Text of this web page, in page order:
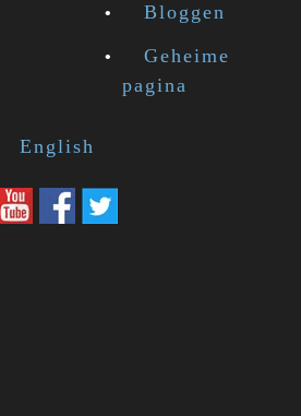
Bloggen
Geheime
pagina
English